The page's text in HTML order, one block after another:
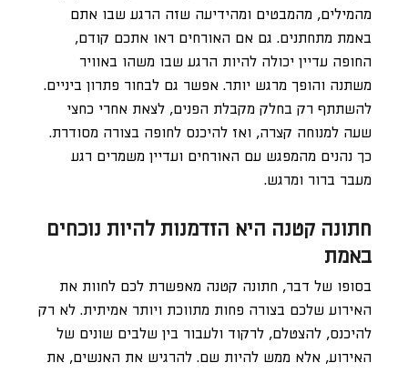
מהמילים, מהמבטים ומהידיעה שזה הרגע שבו אתם
באמת מתחתנים. גם אם האורחים ראו אתכם קודם,
החופה עדיין יכולה להיות הרגע שבו משהו באוויר
משתנה והופך מרגש יותר. אפשר גם לבחור פתרון ביניים.
להשתתף רק בחלק מקבלת הפנים, לצאת אחרי כחצי
שעה למנוחה קצרה, ואז להיכנס לחופה בצורה מסודרת.
כך נהנים מהמפגש עם האורחים ועדיין משמרים רגע
מעבר ברור ומרגש.
חתונה קטנה היא הזדמנות להיות נוכחים
באמת
בסופו של דבר, חתונה קטנה מאפשרת לכם לחוות את
האירוע שלכם בצורה פחות מתווכת ויותר אמיתית. לא רק
להיכנס, להצטלם, לרקוד ולעבור בין שלבים שונים של
האירוע, אלא ממש להיות שם. להרגיש את האנשים, את